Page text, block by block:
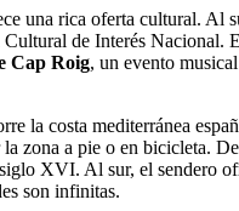
una rica oferta cultural. Al
de Interés Nacional.
Cap Roig, un evento
la costa mediterránea
zona a pie o en bicicleta.
XVI. Al sur, el sendero
son infinitas.